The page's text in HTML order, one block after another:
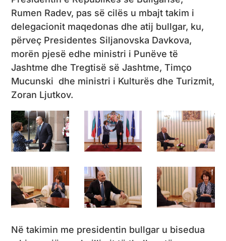
Rumen Radev, pas së cilës u mbajt takim i
delegacionit maqedonas dhe atij bullgar, ku,
përveç Presidentes Siljanovska Davkova,
morën pjesë edhe ministri i Punëve të
Jashtme dhe Tregtisë së Jashtme, Timço
Mucunski dhe ministri i Kulturës dhe Turizmit,
Zoran Ljutkov.
Në takimin me presidentin bullgar u bisedua